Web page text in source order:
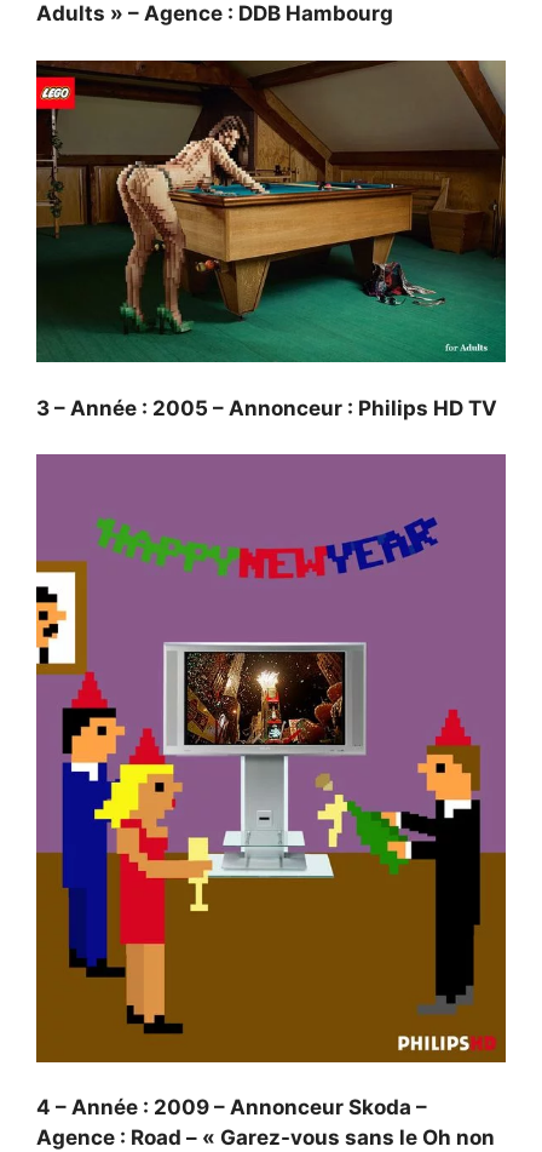
Adults » – Agence : DDB Hambourg
3 – Année : 2005 – Annonceur : Philips HD TV
4 – Année : 2009 – Annonceur Skoda –
Agence : Road – « Garez-vous sans le Oh non